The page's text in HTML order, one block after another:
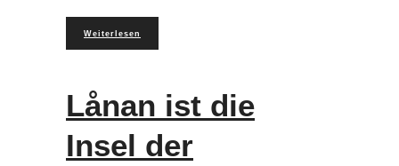
Weiterlesen
Lånan ist die
Insel der